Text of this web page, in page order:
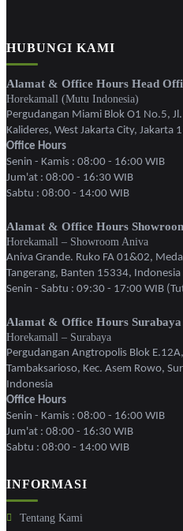
HUBUNGI KAMI
Alamat & Office Hours Head
Horekamall (Mutu Indonesia)
Pergudangan Miami Blok O1 No.5,
Kalideres, West Jakarta City, Jakarta
Office Hours
Senin - Kamis : 08:00 - 16:00 WIB
Jum'at : 08:00 - 16:30 WIB
Sabtu : 08:00 - 14:00 WIB
Alamat & Office Hours
Horekamall – Showroom Aniva
Aniva Grande. Ruko FA 01&02,
Tangerang, Banten 15334, Indonesia
Senin - Sabtu : 09:30 - 17:00 WIB
Alamat & Office Hours Surabaya
Horekamall – Surabaya
Pergudangan Angtropolis Blok
Tambaksarioso, Kec. Asem Rowo,
Indonesia
Office Hours
Senin - Kamis : 08:00 - 16:00 WIB
Jum'at : 08:00 - 16:30 WIB
Sabtu : 08:00 - 14:00 WIB
INFORMASI
Tentang Kami